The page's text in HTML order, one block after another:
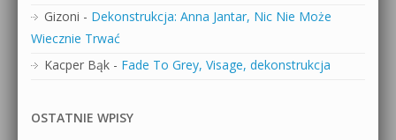
Gizoni - Dekonstrukcja: Anna Jantar, Nic Nie Może
Wiecznie Trwać
Kacper Bąk - Fade To Grey, Visage, dekonstrukcja
OSTATNIE WPISY